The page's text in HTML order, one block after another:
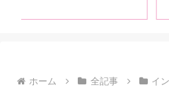
ホーム 全記事 イ